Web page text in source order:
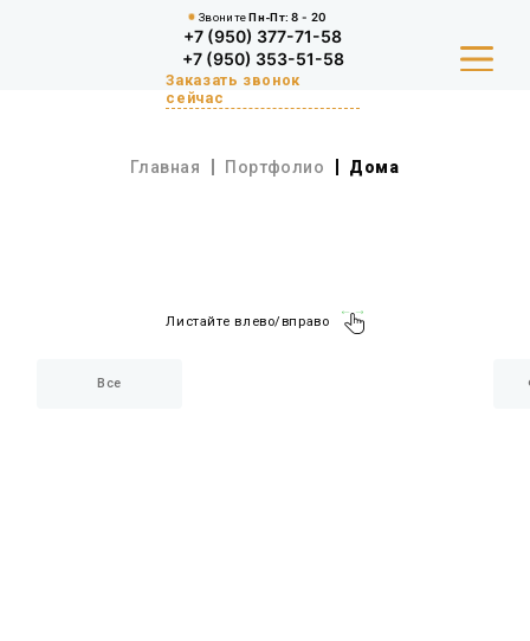
ЗвонитеПн-Пт:8 - 20
+7 (950) 377-71-58
+7 (950) 353-51-58
Заказать звонок
сейчас
КАТАЛОГ
Главная Портфолио Дома
Листайте влево/вправо
Все